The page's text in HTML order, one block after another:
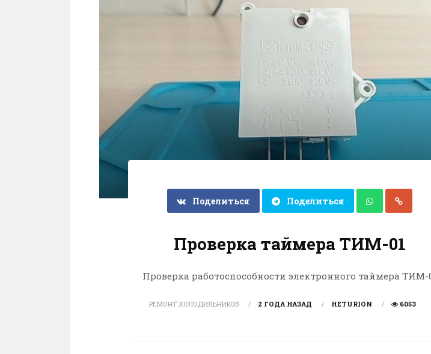
Поделиться Поделиться
Проверка таймера ТИМ-01
Проверка работоспособности электронного таймера ТИМ-
РЕМОНТ ХОЛОДИЛЬНИКОВ 2 ГОДА НАЗАД HETURION 6053